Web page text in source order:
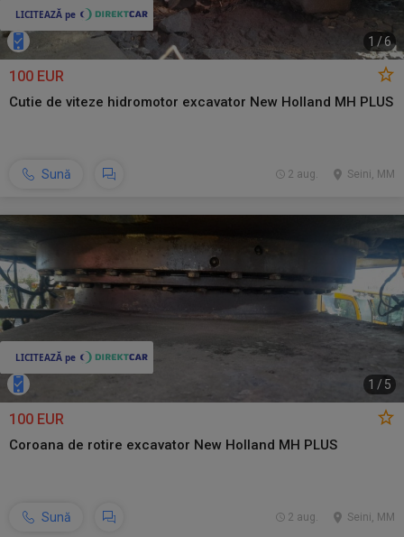
1 /6
100 EUR
Cutie de viteze hidromotor excavator New Holland MH PLUS
Sună Seini, MM
2 aug.
1 / 5
100 EUR
Coroana de rotire excavator New Holland MH PLUS
Sună Seini, MM
2 aug.